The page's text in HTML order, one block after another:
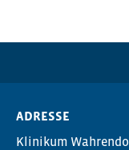
ADRESSE
Klinikum